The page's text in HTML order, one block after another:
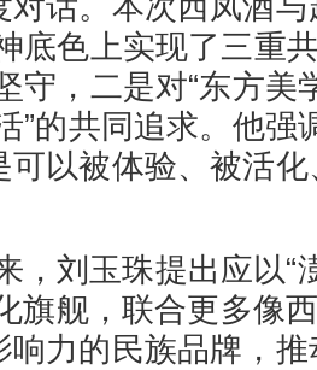
对话。本次西凤酒
底色上实现了三重
守，二是对“东方美
”的共同追求。他强
可以被体验、被活
，刘玉珠提出应以“
旗舰，联合更多像
响力的民族品牌，